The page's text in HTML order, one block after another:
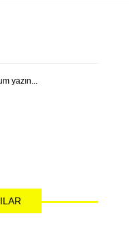
yazın...